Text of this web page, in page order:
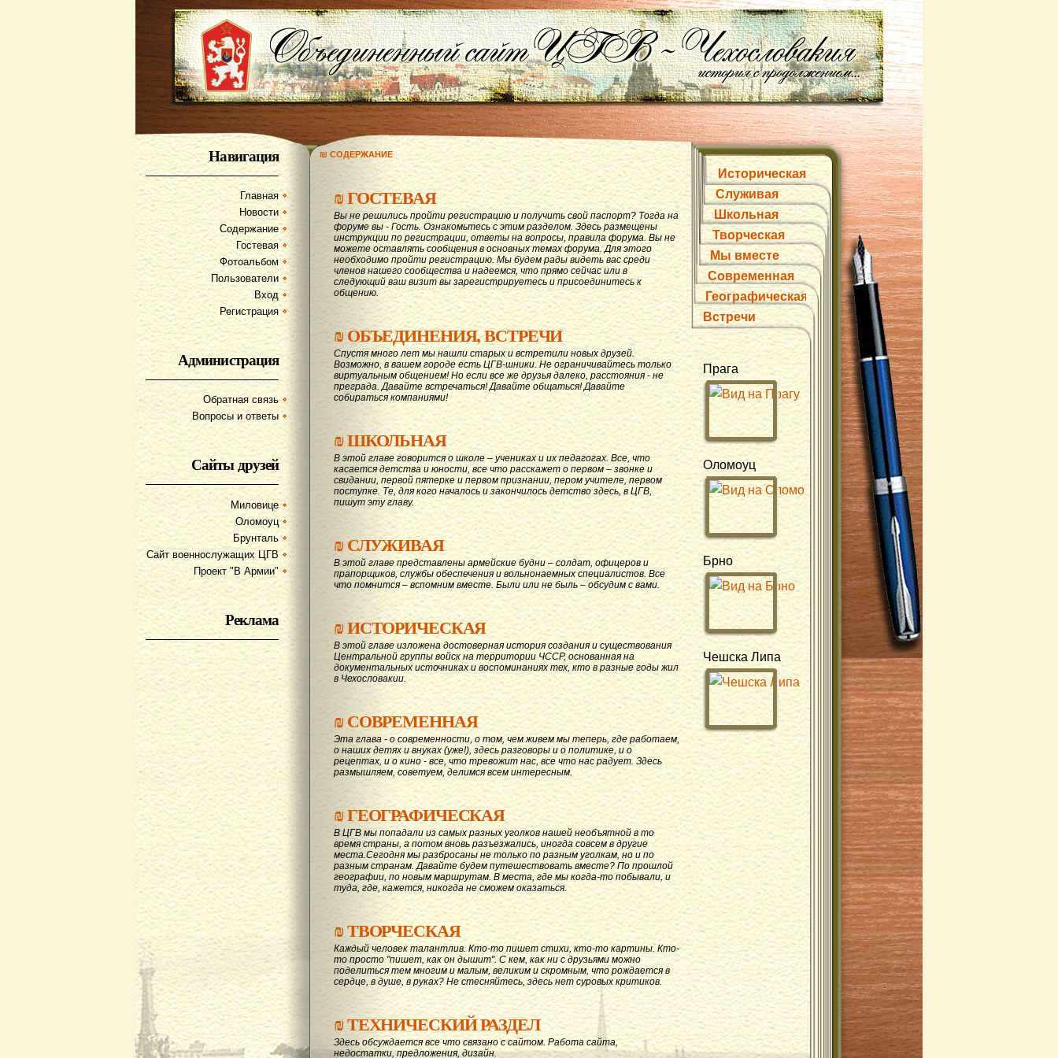
Навигация
Главная
Новости
Содержание
Гостевая
Фотоальбом
Пользователи
Вход
Регистрация
Администрация
Обратная связь
Вопросы и ответы
Сайты друзей
Миловице
Оломоуц
Брунталь
Сайт военнослужащих ЦГВ
Проект "В Армии"
Реклама
₪ СОДЕРЖАНИЕ
₪ГОСТЕВАЯ
Вы не решились пройти регистрацию и получить свой паспорт? Тогда на
форуме вы - Гость. Ознакомьтесь с этим разделом. Здесь размещены
инструкции по регистрации, ответы на вопросы, правила форума. Вы не
можете оставлять сообщения в основных темах форума. Для этого
необходимо пройти регистрацию. Мы будем рады видеть вас среди
членов нашего сообщества и надеемся, что прямо сейчас или в
следующий ваш визит вы зарегистрируетесь и присоединитесь к
общению.
₪ОБЪЕДИНЕНИЯ, ВСТРЕЧИ
Спустя много лет мы нашли старых и встретили новых друзей.
Возможно, в вашем городе есть ЦГВ-шники. Не ограничивайтесь только
виртуальным общением! Но если все же друзья далеко, расстояния - не
преграда. Давайте вcтречаться! Давайте общаться! Давайте
собираться компаниями!
₪ШКОЛЬНАЯ
В этой главе говорится о школе – учениках и их педагогах. Все, что
касается детства и юности, все что расскажет о первом – звонке и
свидании, первой пятерке и первом признании, пером учителе, первом
поступке. Те, для кого началось и закончилось детство здесь, в ЦГВ,
пишут эту главу.
₪СЛУЖИВАЯ
В этой главе представлены армейские будни – солдат, офицеров и
прапорщиков, службы обеспечения и вольнонаемных специалистов. Все
что помнится – вспомним вместе. Были или не быль – обсудим с вами.
₪ИСТОРИЧЕСКАЯ
В этой главе изложена достоверная история создания и существования
Центральной группы войск на территории ЧССР, основанная на
документальных источниках и воспоминаниях тех, кто в разные годы жил
в Чехословакии.
₪СОВРЕМЕННАЯ
Эта глава - о современности, о том, чем живем мы теперь, где работаем,
о наших детях и внуках (уже!), здесь разговоры и о политике, и о
рецептах, и о кино - все, что тревожит нас, все что нас радует. Здесь
размышляем, советуем, делимся всем интересным.
₪ГЕОГРАФИЧЕСКАЯ
В ЦГВ мы попадали из самых разных уголков нашей необъятной в то
время страны, а потом вновь разъезжались, иногда совсем в другие
места.Сегодня мы разбросаны не только по разным уголкам, но и по
разным странам. Давайте будем путешествовать вместе? По прошлой
географии, по новым маршрутам. В места, где мы когда-то побывали, и
туда, где, кажется, никогда не сможем оказаться.
₪ТВОРЧЕСКАЯ
Каждый человек талантлив. Кто-то пишет стихи, кто-то картины. Кто-
то просто "пишет, как он дышит". С кем, как ни с друзьями можно
поделиться тем многим и малым, великим и скромным, что рождается в
сердце, в душе, в руках? Не стесняйтесь, здесь нет суровых критиков.
₪ТЕХНИЧЕСКИЙ РАЗДЕЛ
Здесь обсуждается все что связано с сайтом. Работа сайта,
недостатки, предложения, дизайн.
Историческая
Служивая
Школьная
Творческая
Мы вместе
Современная
Географическая
Встречи
Прага
Оломоуц
Брно
Чешска Липа